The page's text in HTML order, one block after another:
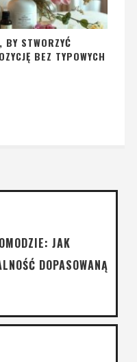
BY STWORZYĆ
BEZ TYPOWYCH
JAK
DOPASOWANĄ